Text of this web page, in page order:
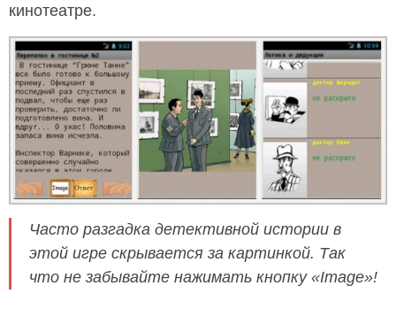
кинотеатре.
Часто разгадка детективной истории в
этой игре скрывается за картинкой. Так
что не забывайте нажимать кнопку «Image»!